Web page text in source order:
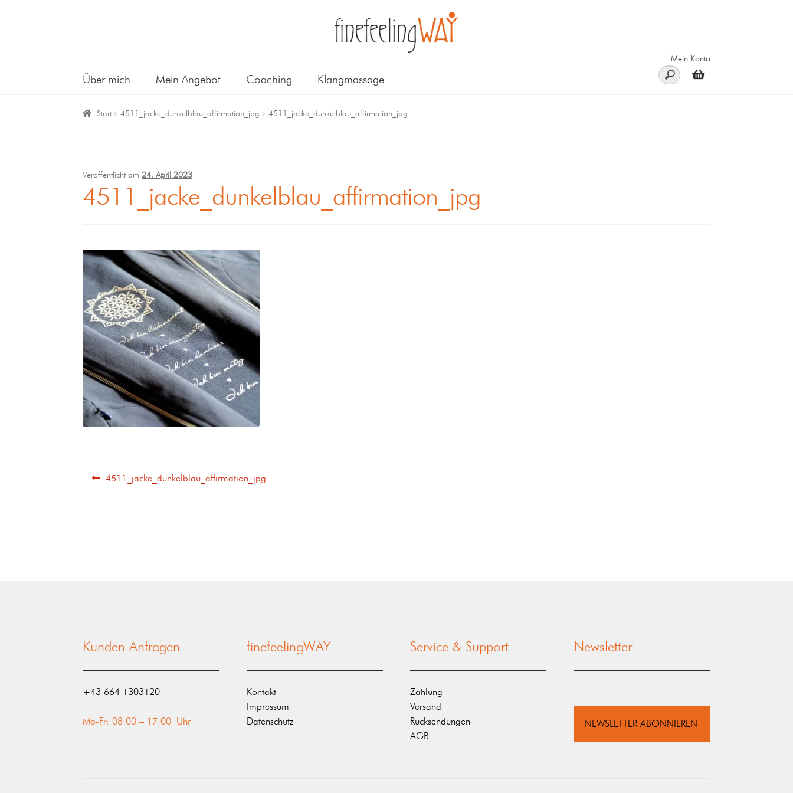
Über mich Mein Angebot Coaching Klangmassage
Mein Konto
Start 4511_jacke_dunkelblau_affirmation_jpg 4511_jacke_dunkelblau_affirmation_jpg
Veröffentlicht am24. April 2023
4511_jacke_dunkelblau_affirmation_jpg
4511_jacke_dunkelblau_affirmation_jpg
Kunden Anfragen
‭+43 664 1303120‬
Mo-Fr: 08:00 – 17:00 Uhr
finefeelingWAY
Kontakt
Impressum
Datenschutz
Service & Support
Zahlung
Versand
Rücksendungen
AGB
Newsletter
NEWSLETTER ABONNIEREN